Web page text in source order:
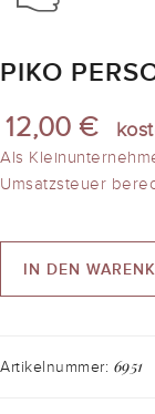
PIKO
12,00 €
Als
Umsatzsteuer
IN DEN
Artikelnummer: 6951